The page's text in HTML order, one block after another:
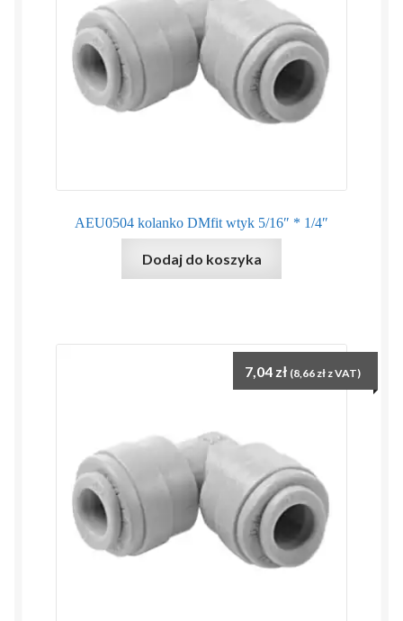
AEU0504 kolanko DMfit wtyk 5/16″ * 1/4″
Dodaj do koszyka
7,04 zł (8,66 zł z VAT)